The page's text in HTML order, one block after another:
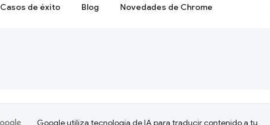
Casos de éxito Blog Novedades de Chrome
Google utiliza tecnología de IA para traducir contenido a tu